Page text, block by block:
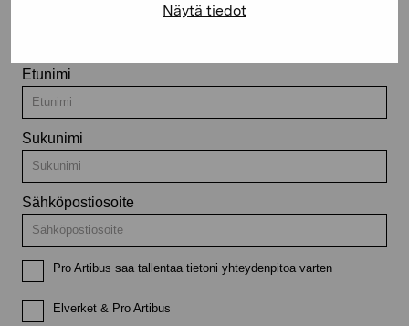
Näytä tiedot
tapahtumista
Etunimi
Sukunimi
Sähköpostiosoite
Pro Artibus saa tallentaa tietoni yhteydenpitoa varten
Elverket & Pro Artibus